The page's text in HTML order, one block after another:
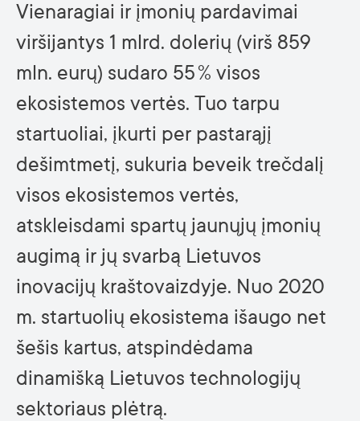
Vienaragiai ir įmonių pardavimai
viršijantys 1 mlrd. dolerių (virš 859
mln. eurų) sudaro 55 % visos
ekosistemos vertės. Tuo tarpu
startuoliai, įkurti per pastarąjį
dešimtmetį, sukuria beveik trečdalį
visos ekosistemos vertės,
atskleisdami spartų jaunųjų įmonių
augimą ir jų svarbą Lietuvos
inovacijų kraštovaizdyje. Nuo 2020
m. startuolių ekosistema išaugo net
šešis kartus, atspindėdama
dinamišką Lietuvos technologijų
sektoriaus plėtrą.